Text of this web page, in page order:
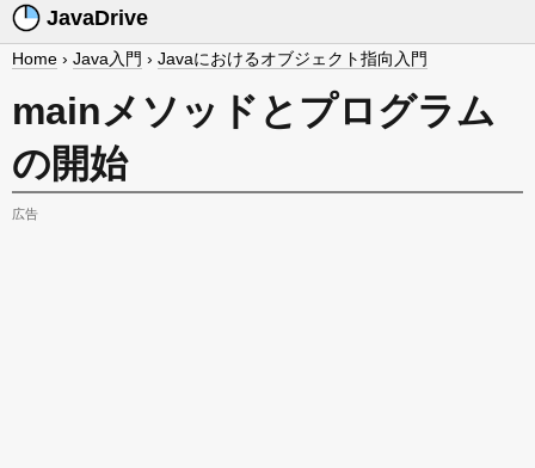
JavaDrive
Home › Java入門 › Javaにおけるオブジェクト指向入門
mainメソッドとプログラム
の開始
広告